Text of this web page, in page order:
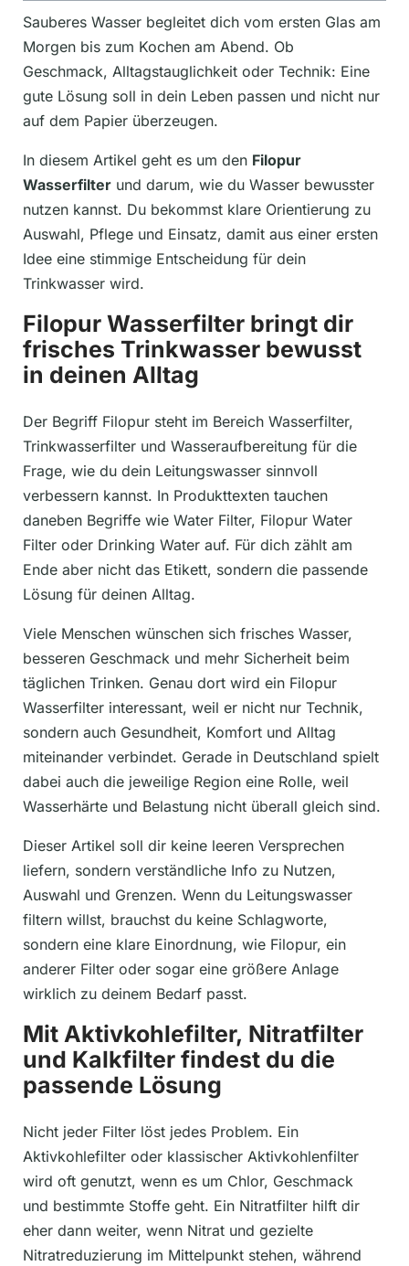
Sauberes Wasser begleitet dich vom ersten Glas am
Morgen bis zum Kochen am Abend. Ob
Geschmack, Alltagstauglichkeit oder Technik: Eine
gute Lösung soll in dein Leben passen und nicht nur
auf dem Papier überzeugen.
In diesem Artikel geht es um den Filopur
Wasserfilter und darum, wie du Wasser bewusster
nutzen kannst. Du bekommst klare Orientierung zu
Auswahl, Pflege und Einsatz, damit aus einer ersten
Idee eine stimmige Entscheidung für dein
Trinkwasser wird.
Filopur Wasserfilter bringt dir
frisches Trinkwasser bewusst
in deinen Alltag
Der Begriff Filopur steht im Bereich Wasserfilter,
Trinkwasserfilter und Wasseraufbereitung für die
Frage, wie du dein Leitungswasser sinnvoll
verbessern kannst. In Produkttexten tauchen
daneben Begriffe wie Water Filter, Filopur Water
Filter oder Drinking Water auf. Für dich zählt am
Ende aber nicht das Etikett, sondern die passende
Lösung für deinen Alltag.
Viele Menschen wünschen sich frisches Wasser,
besseren Geschmack und mehr Sicherheit beim
täglichen Trinken. Genau dort wird ein Filopur
Wasserfilter interessant, weil er nicht nur Technik,
sondern auch Gesundheit, Komfort und Alltag
miteinander verbindet. Gerade in Deutschland spielt
dabei auch die jeweilige Region eine Rolle, weil
Wasserhärte und Belastung nicht überall gleich sind.
Dieser Artikel soll dir keine leeren Versprechen
liefern, sondern verständliche Info zu Nutzen,
Auswahl und Grenzen. Wenn du Leitungswasser
filtern willst, brauchst du keine Schlagworte,
sondern eine klare Einordnung, wie Filopur, ein
anderer Filter oder sogar eine größere Anlage
wirklich zu deinem Bedarf passt.
Mit Aktivkohlefilter, Nitratfilter
und Kalkfilter findest du die
passende Lösung
Nicht jeder Filter löst jedes Problem. Ein
Aktivkohlefilter oder klassischer Aktivkohlenfilter
wird oft genutzt, wenn es um Chlor, Geschmack
und bestimmte Stoffe geht. Ein Nitratfilter hilft dir
eher dann weiter, wenn Nitrat und gezielte
Nitratreduzierung im Mittelpunkt stehen, während